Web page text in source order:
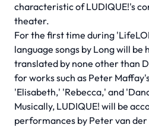
characteristic of LUDIQUE!'s
theater.
For the first time during
language songs by Long will
translated by none other than
for works such as Peter
'Elisabeth,' 'Rebecca,' and
Musically, LUDIQUE! will be
performances by Peter van